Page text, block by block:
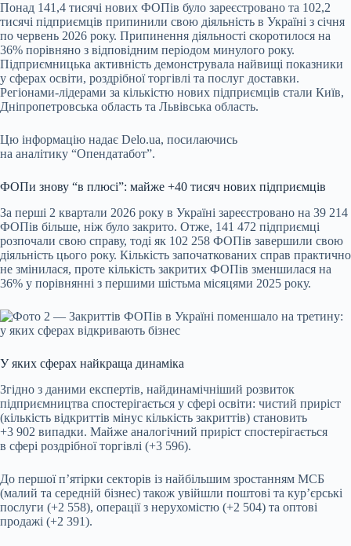
Понад 141,4 тисячі нових ФОПів було зареєстровано та 102,2
тисячі підприємців припинили свою діяльність в Україні з січня
по червень 2026 року. Припинення діяльності скоротилося на
36% порівняно з відповідним періодом минулого року.
Підприємницька активність демонструвала найвищі показники
у сферах освіти, роздрібної торгівлі та послуг доставки.
Регіонами-лідерами за кількістю нових підприємців стали Київ,
Дніпропетровська область та Львівська область.
Цю інформацію надає Delo.ua, посилаючись
на аналітику “Опендатабот”.
ФОПи знову “в плюсі”: майже +40 тисяч нових підприємців
За перші 2 квартали 2026 року в Україні зареєстровано на 39 214
ФОПів більше, ніж було закрито. Отже, 141 472 підприємці
розпочали свою справу, тоді як 102 258 ФОПів завершили свою
діяльність цього року. Кількість започаткованих справ практично
не змінилася, проте кількість закритих ФОПів зменшилася на
36% у порівнянні з першими шістьма місяцями 2025 року.
У яких сферах найкраща динаміка
Згідно з даними експертів, найдинамічніший розвиток
підприємництва спостерігається у сфері освіти: чистий приріст
(кількість відкриттів мінус кількість закриттів) становить
+3 902 випадки. Майже аналогічний приріст спостерігається
в сфері роздрібної торгівлі (+3 596).
До першої п’ятірки секторів із найбільшим зростанням МСБ
(малий та середній бізнес) також увійшли поштові та кур’єрські
послуги (+2 558), операції з нерухомістю (+2 504) та оптові
продажі (+2 391).